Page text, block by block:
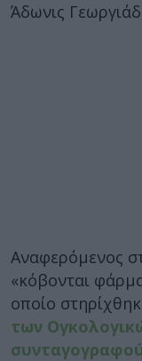
Άδωνις
Αναφερόμενος
«κόβονται
οποίο
των